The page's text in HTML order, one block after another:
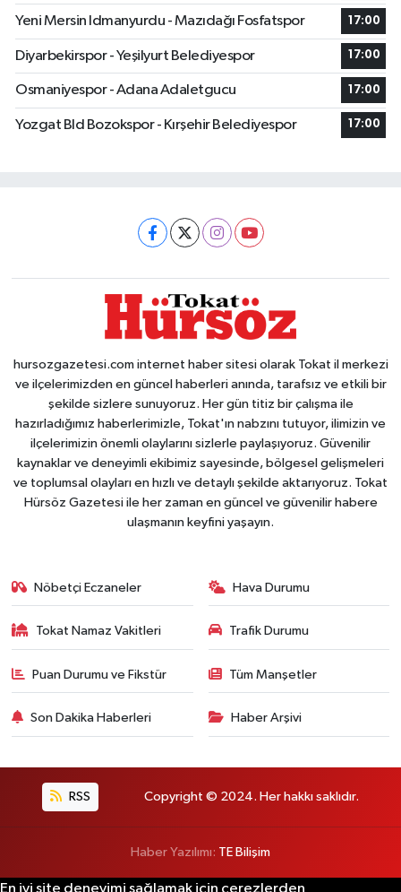
Yeni Mersin Idmanyurdu - Mazıdağı Fosfatspor 17:00
Diyarbekirspor - Yeşilyurt Belediyespor 17:00
Osmaniyespor - Adana Adaletgucu 17:00
Yozgat Bld Bozokspor - Kırşehir Belediyespor 17:00
hursozgazetesi.com internet haber sitesi olarak Tokat il merkezi
ve ilçelerimizden en güncel haberleri anında, tarafsız ve etkili bir
şekilde sizlere sunuyoruz. Her gün titiz bir çalışma ile
hazırladığımız haberlerimizle, Tokat'ın nabzını tutuyor, ilimizin ve
ilçelerimizin önemli olaylarını sizlerle paylaşıyoruz. Güvenilir
kaynaklar ve deneyimli ekibimiz sayesinde, bölgesel gelişmeleri
ve toplumsal olayları en hızlı ve detaylı şekilde aktarıyoruz. Tokat
Hürsöz Gazetesi ile her zaman en güncel ve güvenilir habere
ulaşmanın keyfini yaşayın.
Nöbetçi Eczaneler Hava Durumu
Tokat Namaz Vakitleri Trafik Durumu
Puan Durumu ve Fikstür Tüm Manşetler
Son Dakika Haberleri Haber Arşivi
RSS Copyright © 2024. Her hakkı saklıdır.
Haber Yazılımı: TE Bilişim
En iyi site deneyimi sağlamak için çerezlerden